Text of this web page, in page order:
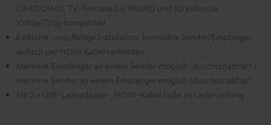
(3840X2160), TV-Formate bis 4KUHD und 3D Video bis
1080p/720p kompatibel
Einfache, unauffällige Installation: kompakte Sender/Empfänger
einfach per HDMI Kabel verbinden
Mehrere Empfänger an einem Sender möglich (durchschaltbar) /
mehrere Sender an einem Empfänger möglich (durchschaltbar)
Mit 2 x USB-Ladeadapter , HDMI-Kabel nicht im Lieferumfang